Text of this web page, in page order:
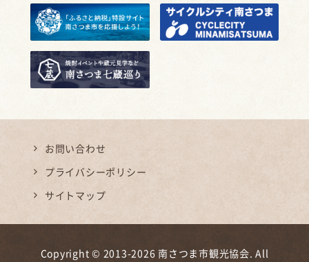
お問い合わせ
プライバシーポリシー
サイトマップ
Copyright © 2013-2026 南さつま市観光協会. All